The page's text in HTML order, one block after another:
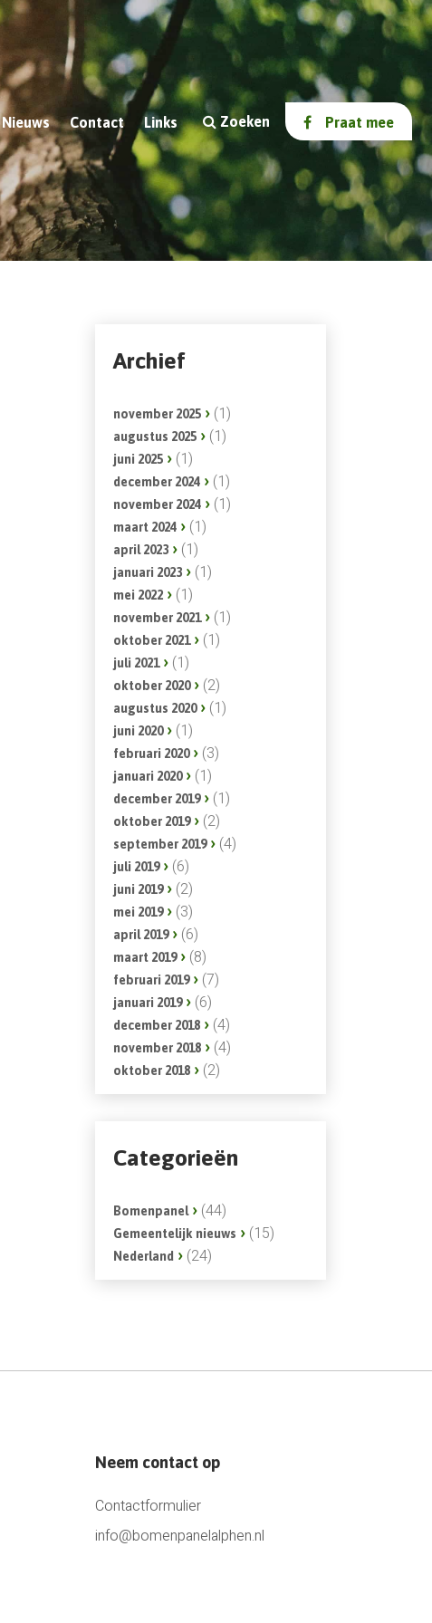
Nieuws Contact Links Zoeken Praat mee
Archief
november 2025 (1)
augustus 2025 (1)
juni 2025 (1)
december 2024 (1)
november 2024 (1)
maart 2024 (1)
april 2023 (1)
januari 2023 (1)
mei 2022 (1)
november 2021 (1)
oktober 2021 (1)
juli 2021 (1)
oktober 2020 (2)
augustus 2020 (1)
juni 2020 (1)
februari 2020 (3)
januari 2020 (1)
december 2019 (1)
oktober 2019 (2)
september 2019 (4)
juli 2019 (6)
juni 2019 (2)
mei 2019 (3)
april 2019 (6)
maart 2019 (8)
februari 2019 (7)
januari 2019 (6)
december 2018 (4)
november 2018 (4)
oktober 2018 (2)
Categorieën
Bomenpanel (44)
Gemeentelijk nieuws (15)
Nederland (24)
Neem contact op
Contactformulier
info@bomenpanelalphen.nl